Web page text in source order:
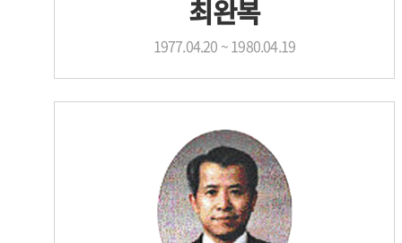
최완복
1977.04.20 ~ 1980.04.19